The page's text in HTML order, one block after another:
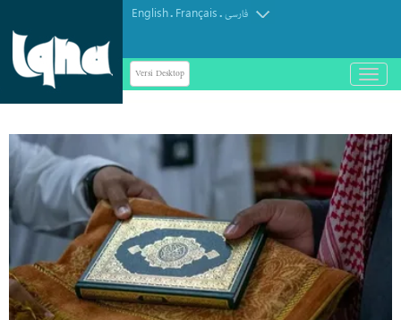
English. Français.فارسی
Versi Desktop
باز
و
کردن
منو